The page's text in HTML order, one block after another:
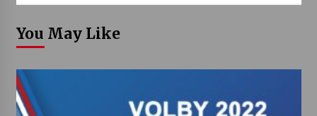
You May Like